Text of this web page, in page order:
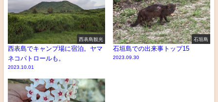
西表島観光
西表島でキャンプ場に宿泊。ヤマ
ネコパトロールも。
2023.10.01
石垣島
石垣島での出来事トップ15
2023.09.30